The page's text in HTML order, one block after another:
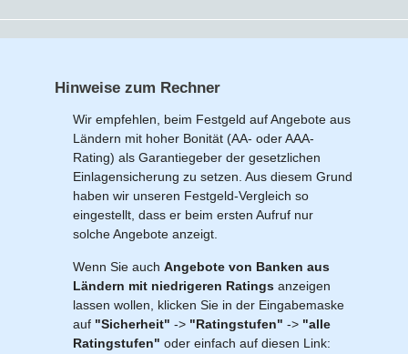
Hinweise zum Rechner
Wir empfehlen, beim Festgeld auf Angebote aus
Ländern mit hoher Bonität (AA- oder AAA-
Rating) als Garantiegeber der gesetzlichen
Einlagensicherung zu setzen. Aus diesem Grund
haben wir unseren Festgeld-Vergleich so
eingestellt, dass er beim ersten Aufruf nur
solche Angebote anzeigt.
Wenn Sie auch Angebote von Banken aus
Ländern mit niedrigeren Ratings anzeigen
lassen wollen, klicken Sie in der Eingabemaske
auf "Sicherheit" -> "Ratingstufen" -> "alle
Ratingstufen" oder einfach auf diesen Link: